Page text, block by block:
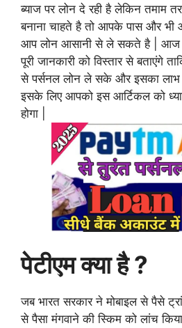
ब्याज पर लोन दे रही है लेकिन तमाम
बनाना चाहते है तो आपके पास और
आप लोन आसानी से ले सकते है | आज
पूरी जानकारी को विस्तार से बताएंगे
से पर्सनल लोन ले सके और इसका
इसके लिए आपको इस आर्टिकल को
होगा |
पेटीएमक्या है ?
जब भारत सरकार ने मोबाइल से पैसे
से पैसा मंगवाने की स्किम को लांच